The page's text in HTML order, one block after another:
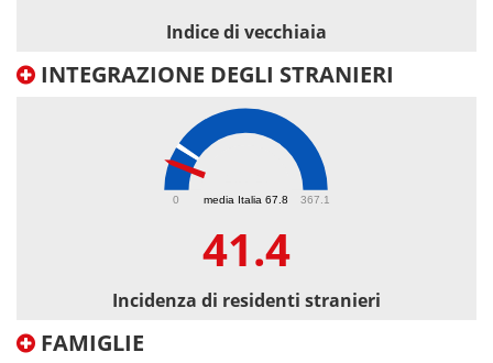
Indice di vecchiaia
INTEGRAZIONE DEGLI STRANIERI
media Italia 67.8
0 367.1
41.4
Incidenza di residenti stranieri
FAMIGLIE